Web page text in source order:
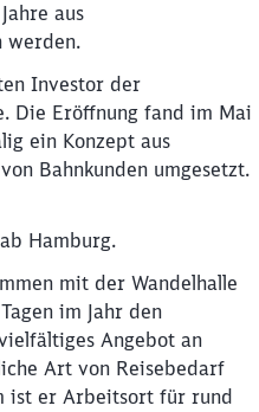
aus
werden.
Investor der
Die Eröffnung fand im Mai
ein Konzept aus
Bahnkunden umgesetzt.
Hamburg.
mit der Wandelhalle
im Jahr den
Angebot an
Art von Reisebedarf
ist er Arbeitsort für rund